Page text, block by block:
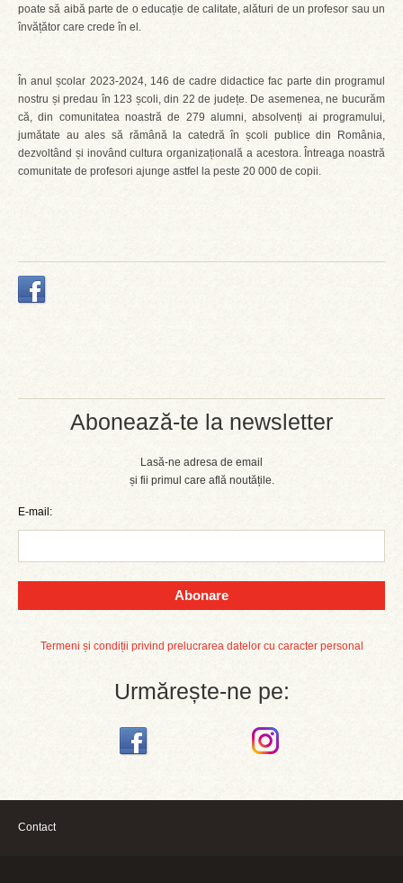
Abonează-te la newsletter
Lasă-ne adresa de email
și fii primul care află noutățile.
E-mail:
Abonare
Termeni și condiții privind prelucrarea datelor cu caracter personal
Urmărește-ne pe:
poate să aibă parte de o educație de calitate, alături de un profesor sau un
învățător care crede în el.
În anul școlar 2023-2024, 146 de cadre didactice fac parte din programul
nostru și predau în 123 școli, din 22 de județe. De asemenea, ne bucurăm
că, din comunitatea noastră de 279 alumni, absolvenți ai programului,
jumătate au ales să rămână la catedră în școli publice din România,
dezvoltând și inovând cultura organizațională a acestora. Întreaga noastră
comunitate de profesori ajunge astfel la peste 20 000 de copii.
Contact